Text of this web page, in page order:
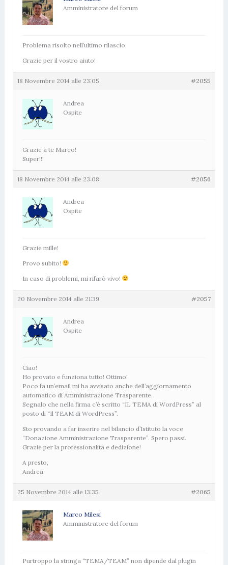
Amministratore del forum
Problema risolto nell’ultimo rilascio.
Grazie per il vostro aiuto!
18 Novembre 2014 alle 23:05 #2055
Andrea
Ospite
Grazie a te Marco!
Super!!!
18 Novembre 2014 alle 23:08 #2056
Andrea
Ospite
Grazie mille!
Provo subito!
In caso di problemi, mi rifarò vivo!
20 Novembre 2014 alle 21:39 #2057
Andrea
Ospite
Ciao!
Ho provato e funziona tutto! Ottimo!
Poco fa un’email mi ha avvisato anche dell’aggiornamento
automatico di Amministrazione Trasparente.
Segnalo che nella firma c’è scritto “IL TEMA di WordPress” al
posto di “Il TEAM di WordPress”.
Sto provando a far inserire nel bilancio d’Istituto la voce
“Donazione Amministrazione Trasparente”. Spero passi.
Grazie per la professionalità e dedizione!
A presto,
Andrea
25 Novembre 2014 alle 13:35 #2065
Marco Milesi
Amministratore del forum
Purtroppo la stringa “TEMA/TEAM” non dipende dal plugin